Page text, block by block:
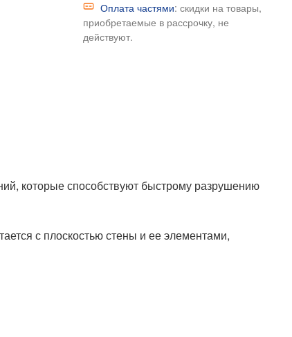
Оплата частями: скидки на товары,
приобретаемые в рассрочку, не
действуют.
которые способствуют быстрому разрушению
с плоскостью стены и ее элементами,